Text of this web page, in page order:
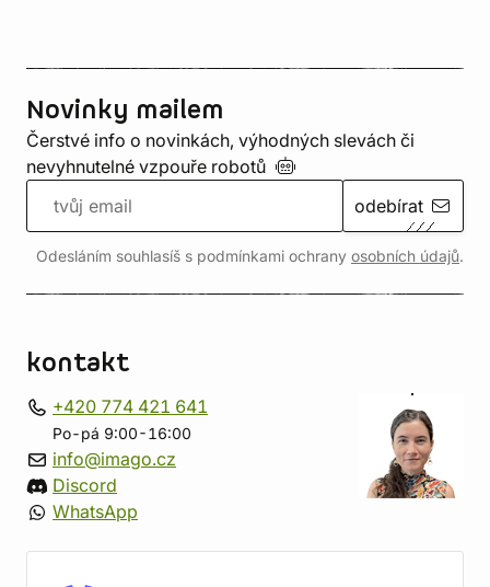
Novinky mailem
Čerstvé info o novinkách, výhodných slevách či
nevyhnutelné vzpouře robotů
odebírat
Odesláním souhlasíš s podmínkami ochrany osobních údajů.
kontakt
+420 774 421 641
Po-pá 9:00-16:00
info@imago.cz
Discord
WhatsApp